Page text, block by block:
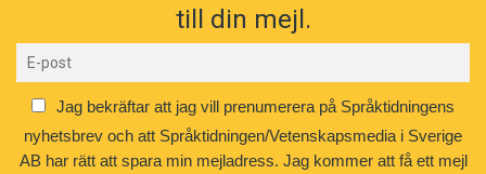
till din mejl.
Jag bekräftar att jag vill prenumerera på Språktidningens
nyhetsbrev och att Språktidningen/Vetenskapsmedia i Sverige
AB har rätt att spara min mejladress. Jag kommer att få ett mejl